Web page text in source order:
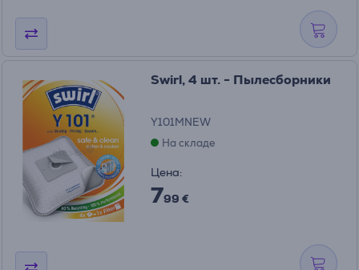
Swirl, 4 шт. - Пылесборники
Y101MNEW
На складе
Цена:
799 €